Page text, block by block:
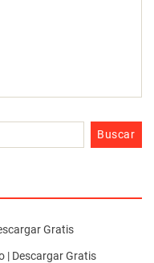
Gratis
| Descargar Gratis